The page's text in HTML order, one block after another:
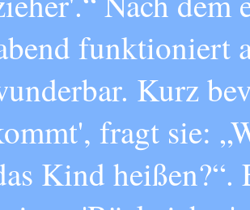
funktioniert
Kurz
fragt sie:
Kind heißen?“.